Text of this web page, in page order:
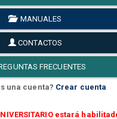
MANUALES
CONTACTOS
FRECUENTES
una cuenta? Crear cuenta
estará